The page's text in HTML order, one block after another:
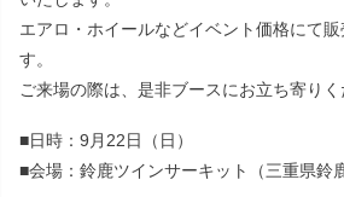
エアロ・ホイールなどイベント価格にて
す。
ご来場の際は、是非ブースにお立ち寄りく
■日時：9月22日（日）
■会場：鈴鹿ツインサーキット（三重県鈴